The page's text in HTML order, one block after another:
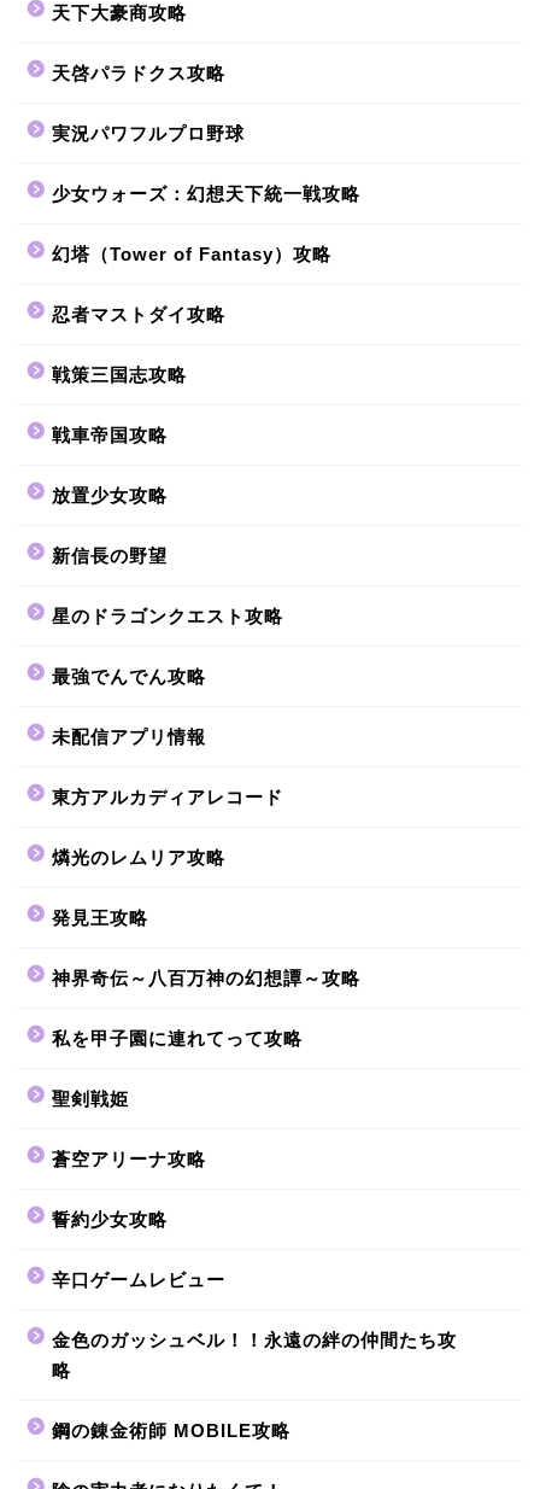
天下大豪商攻略
天啓パラドクス攻略
実況パワフルプロ野球
少女ウォーズ：幻想天下統一戦攻略
幻塔（Tower of Fantasy）攻略
忍者マストダイ攻略
戦策三国志攻略
戦車帝国攻略
放置少女攻略
新信長の野望
星のドラゴンクエスト攻略
最強でんでん攻略
未配信アプリ情報
東方アルカディアレコード
燐光のレムリア攻略
発見王攻略
神界奇伝～八百万神の幻想譚～攻略
私を甲子園に連れてって攻略
聖剣戦姫
蒼空アリーナ攻略
誓約少女攻略
辛口ゲームレビュー
金色のガッシュベル！！永遠の絆の仲間たち攻
略
鋼の錬金術師 MOBILE攻略